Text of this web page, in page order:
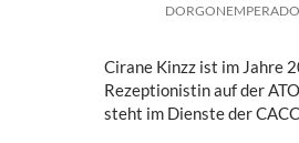
Cirane Kinzz ist im Jahre
Rezeptionistin auf der
steht im Dienste der